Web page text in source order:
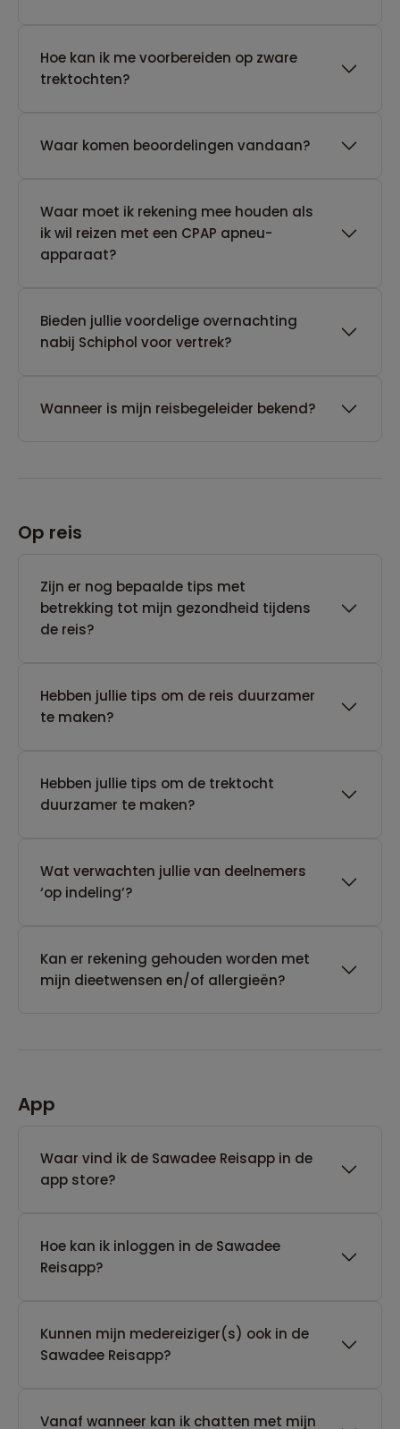
Hoe kan ik me voorbereiden op zware
trektochten?
Waar komen beoordelingen vandaan?
Waar moet ik rekening mee houden als
ik wil reizen met een CPAP apneu-
apparaat?
Bieden jullie voordelige overnachting
nabij Schiphol voor vertrek?
Wanneer is mijn reisbegeleider bekend?
Op reis
Zijn er nog bepaalde tips met
betrekking tot mijn gezondheid tijdens
de reis?
Hebben jullie tips om de reis duurzamer
te maken?
Hebben jullie tips om de trektocht
duurzamer te maken?
Wat verwachten jullie van deelnemers
‘op indeling’?
Kan er rekening gehouden worden met
mijn dieetwensen en/of allergieën?
App
Waar vind ik de Sawadee Reisapp in de
app store?
Hoe kan ik inloggen in de Sawadee
Reisapp?
Kunnen mijn medereiziger(s) ook in de
Sawadee Reisapp?
Vanaf wanneer kan ik chatten met mijn